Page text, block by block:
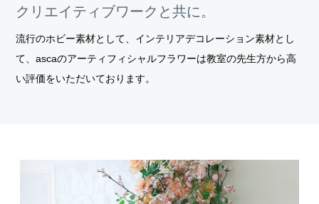
クリエイティブワークと共に。
流行のホビー素材として、インテリアデコレーション素材とし
て、ascaのアーティフィシャルフラワーは教室の先生方から高
い評価をいただいております。